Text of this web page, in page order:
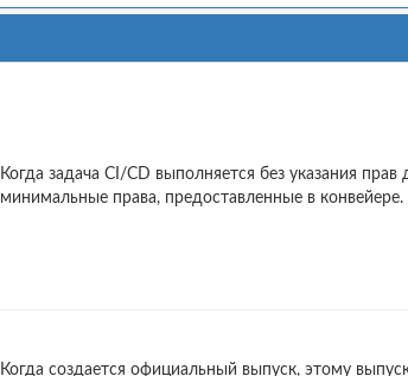
Когда задача CI/CD выполняется без указания
минимальные права, предоставленные в конвейере.
Когда создается официальный выпуск, этому